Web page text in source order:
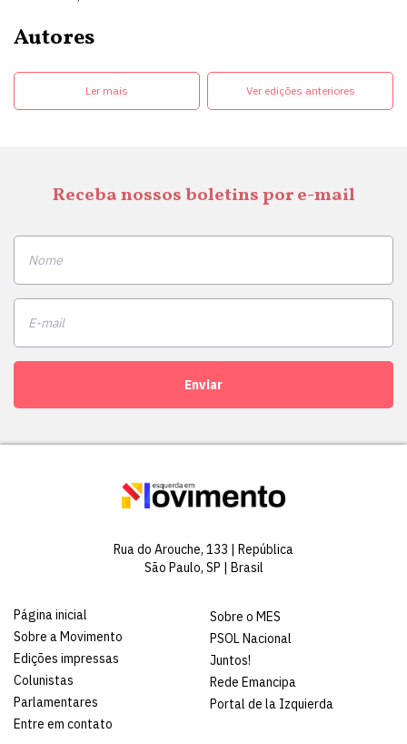
Autores
Ler mais Ver edições anteriores
Receba nossos boletins por e-mail
Enviar
Rua do Arouche, 133 | República
São Paulo, SP | Brasil
Página inicial
Sobre a Movimento
Edições impressas
Colunistas
Parlamentares
Entre em contato
Sobre o MES
PSOL Nacional
Juntos!
Rede Emancipa
Portal de la Izquierda